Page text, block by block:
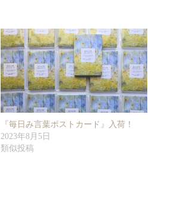
『毎日み言葉ポストカード』入荷！
2023年8月5日
類似投稿